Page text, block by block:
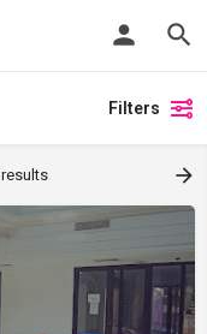
Filters
results